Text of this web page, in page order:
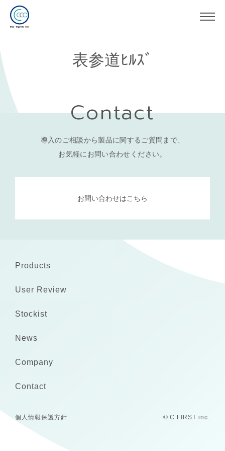
表参道ﾋﾙｽﾞ
Contact
導入のご相談から製品に関するご質問まで、
お気軽にお問い合わせください。
お問い合わせはこちら
Products
User Review
Stockist
News
Company
Contact
個人情報保護方針 © C FIRST inc.